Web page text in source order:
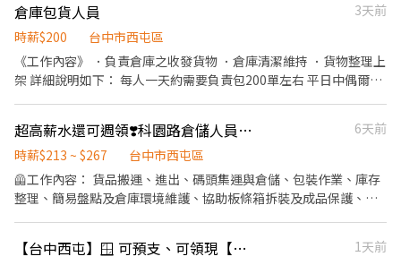
倉庫包貨人員
3天前
時薪$200
台中市西屯區
《工作內容》 ．負責倉庫之收發貨物 ．倉庫清潔維持 ．貨物整理上
架 詳細說明如下： 每人一天約需要負責包200單左右 平日中偶爾會
起 上班日保證4小時起 • 工作時間:10:30-16:30 吃飯休息時間一小
時（兼職不含薪） 若遇到大促活動比較忙可能會需要加班1-2小時
會給予薪資（基本上不會） 《工作環境》 因為是在倉庫內工作夏天
會比較熱 有準備三台工業用電扇即各種消暑噴霧等等 - 此職缺爲長
超高薪水還可週領❣️科園路倉儲人員❣️有餐補有考核獎金
6天前
時薪$213 ~ $267
台中市西屯區
🦺工作內容： 貨品搬運、進出、碼頭集運與倉儲、包裝作業、庫存
整理、簡易盤點及倉庫環境維護、協助板條箱拆裝及成品保護、填
個月至少15天班，變形工時(做二休二類)，排班制 ，加班費依勞基
【台中西屯】🪟 可預支、可領現【工作環境超讚、做兩天休兩天】
1天前